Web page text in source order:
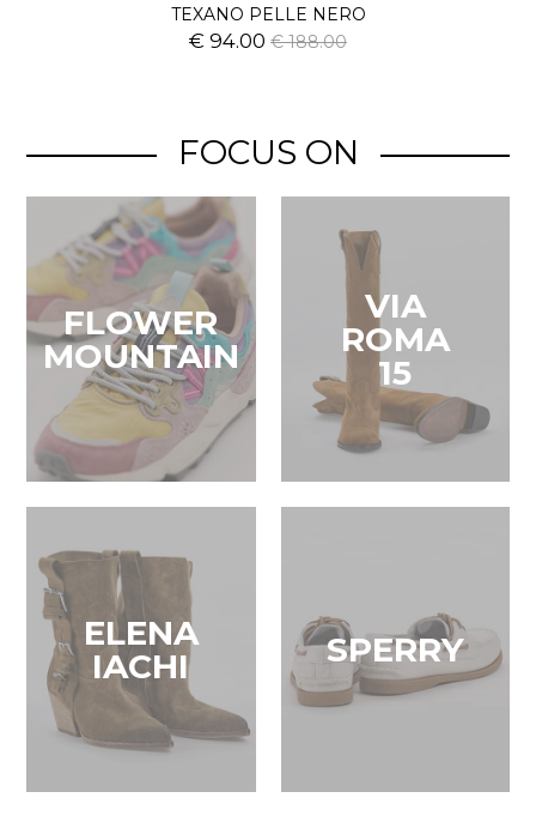
TEXANO PELLE NERO
€ 94.00 € 188.00
FOCUS ON
FLOWER
MOUNTAIN
VIA
ROMA
15
ELENA
IACHI
SPERRY